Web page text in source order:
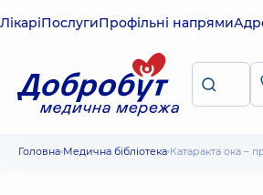
ЛікаріПослугиПрофільні напрями
Головна Медична бібліотека Катаракта ока – причини